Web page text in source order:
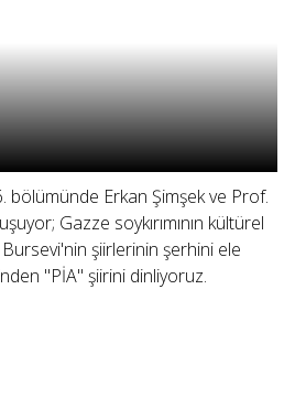
bölümünde Erkan Şimşek ve Prof.
Gazze soykırımının kültürel
Bursevi'nin şiirlerinin şerhini ele
"PİA" şiirini dinliyoruz.